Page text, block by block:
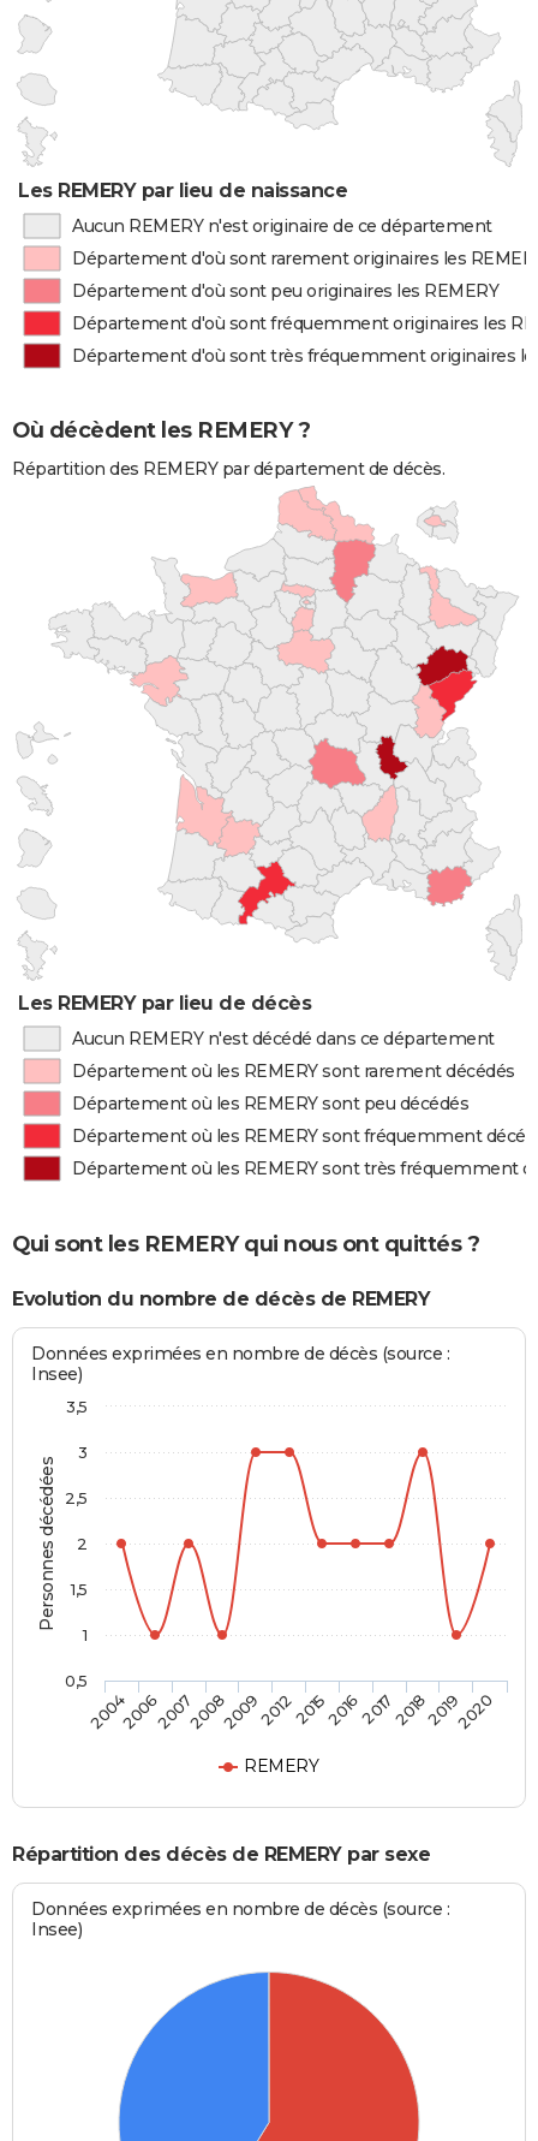
Les REMERY par lieu de naissance
Aucun REMERY n'est originaire de ce département
Département d'où sont rarement originaires les
Département d'où sont peu originaires les REMERY
Département d'où sont fréquemment originaires les
Département d'où sont très fréquemment originaires
Où décèdent les REMERY ?
Répartition des REMERY par département de décès.
Les REMERY par lieu de décès
Aucun REMERY n'est décédé dans ce département
Département où les REMERY sont rarement décédés
Département où les REMERY sont peu décédés
Département où les REMERY sont fréquemment
Département où les REMERY sont très fréquemment
Qui sont les REMERY qui nous ont quittés ?
Evolution du nombre de décès de REMERY
Personnes décédées
Données exprimées en nombre de décès (source :
Insee)
REMERY
200420062007200820092012201520162017201820192020
0,5
1
1,5
2
2,5
3
3,5
Répartition des décès de REMERY par sexe
Données exprimées en nombre de décès (source :
Insee)